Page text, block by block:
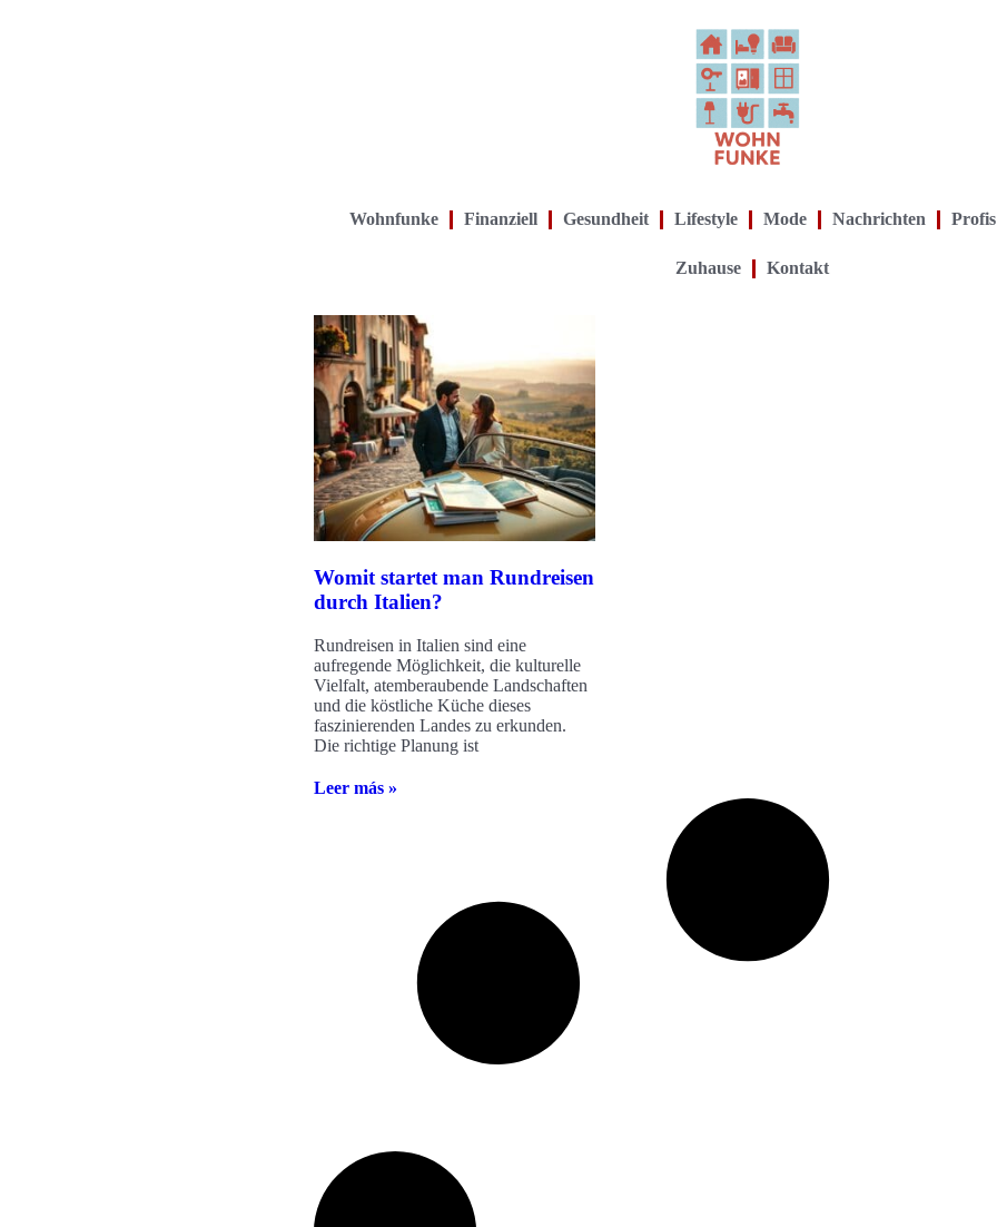
Wohnfunke Finanziell Gesundheit Lifestyle Mode Nachrichten Profis
Zuhause Kontakt
Womit startet man Rundreisen
durch Italien?
Rundreisen in Italien sind eine
aufregende Möglichkeit, die kulturelle
Vielfalt, atemberaubende Landschaften
und die köstliche Küche dieses
faszinierenden Landes zu erkunden.
Die richtige Planung ist
Leer más »